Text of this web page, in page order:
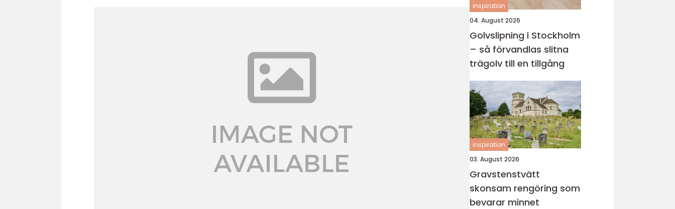
inspiration
04. August 2026
Golvslipning i Stockholm
– så förvandlas slitna
trägolv till en tillgång
inspiration
03. August 2026
Gravstenstvätt
skonsam rengöring som
bevarar minnet